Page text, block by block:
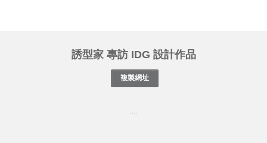
誘型家 專訪 IDG 設計作品
....